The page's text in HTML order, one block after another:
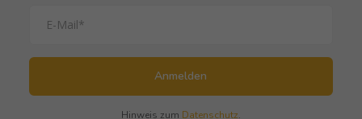
Anmelden
Hinweis zum Datenschutz.